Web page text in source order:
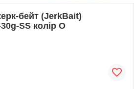
бейт (JerkBait)
SS колір O